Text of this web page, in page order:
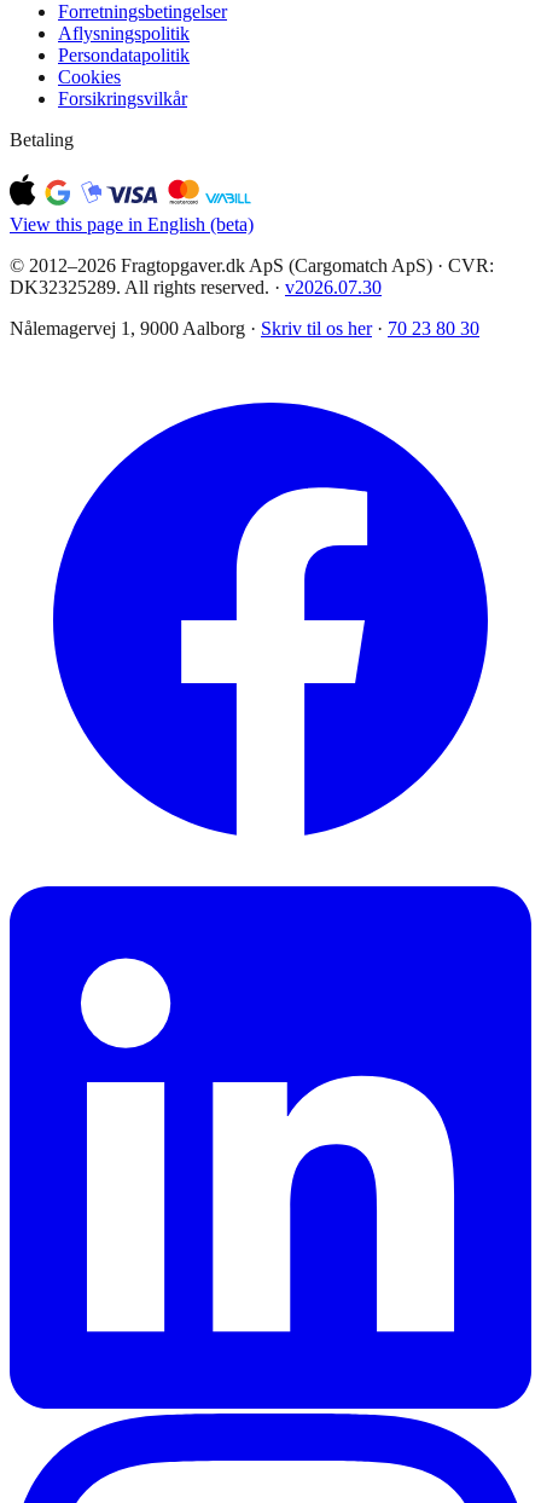
Forretningsbetingelser
Aflysningspolitik
Persondatapolitik
Cookies
Forsikringsvilkår
Betaling
View this page in English (beta)
© 2012–2026 Fragtopgaver.dk ApS (Cargomatch ApS) · CVR:
DK32325289. All rights reserved. · v2026.07.30
Nålemagervej 1, 9000 Aalborg · Skriv til os her · 70 23 80 30